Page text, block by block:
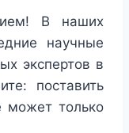
В наших
научные
экспертов в
поставить
может только